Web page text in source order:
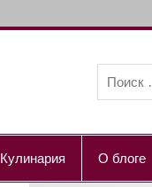
Кулинария О блоге